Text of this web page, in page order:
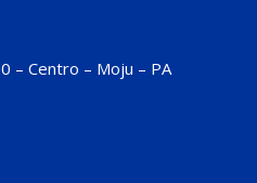
– Centro – Moju – PA